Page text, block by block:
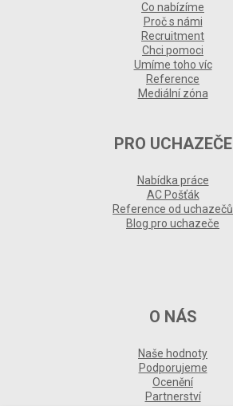
Co nabízíme
Proč s námi
Recruitment
Chci pomoci
Umíme toho víc
Reference
Mediální zóna
PRO UCHAZEČE
Nabídka práce
AC Pošťák
Reference od uchazečů
Blog pro uchazeče
O NÁS
Naše hodnoty
Podporujeme
Ocenění
Partnerství